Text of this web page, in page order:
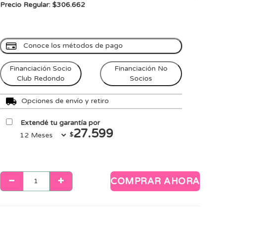
Precio Regular: $306.662
Conoce los métodos de pago
Financiación Socio
Club Redondo
Financiación No
Socios
Opciones de envío y retiro
Extendé tu garantía por
$27.599
COMPRAR AHORA